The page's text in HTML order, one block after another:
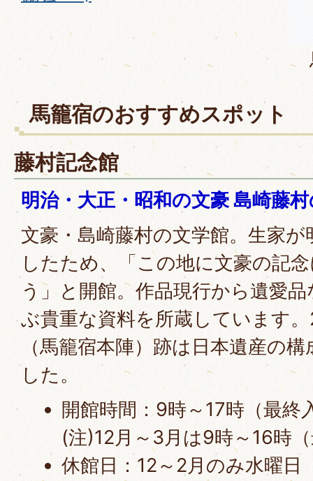
馬籠宿のおすすめスポット
藤村記念館
明治・大正・昭和の文豪 島崎藤
文豪・島崎藤村の文学館。生家
したため、「この地に文豪の記
う」と開館。作品現行から遺愛
ぶ貴重な資料を所蔵しています
（馬籠宿本陣）跡は日本遺産の
した。
開館時間：9時～17時（最終
(注)12月～3月は9時～16時
休館日：12～2月のみ水曜日